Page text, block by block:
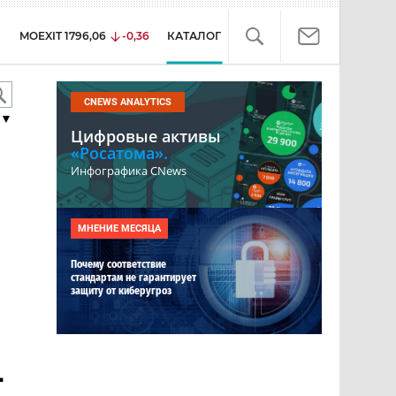
MOEXIT 1796,06 -0,36 КАТАЛОГ
CNEWS ANALYTICS
Цифровые активы
«Росатома».
Инфографика CNews
МНЕНИЕ МЕСЯЦА
Почему соответствие
стандартам не гарантирует
защиту от киберугроз